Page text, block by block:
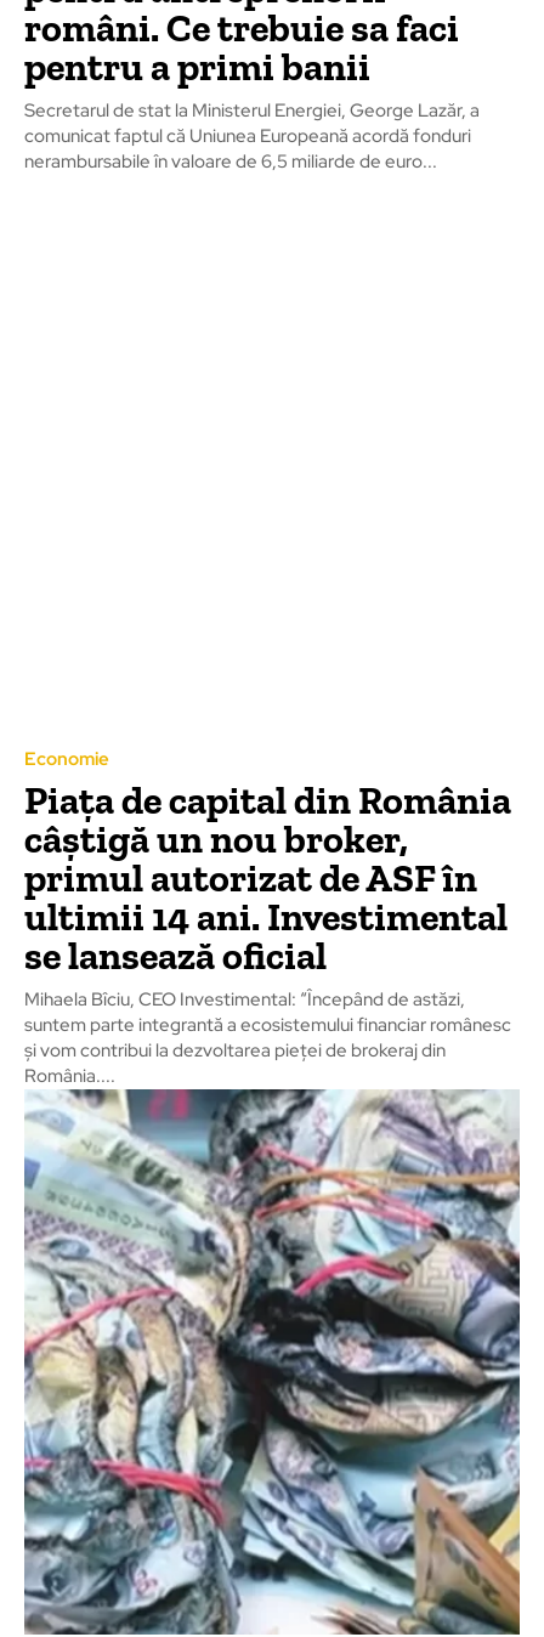
români. Ce trebuie sa faci
pentru a primi banii
Secretarul de stat la Ministerul Energiei, George Lazăr, a
comunicat faptul că Uniunea Europeană acordă fonduri
nerambursabile în valoare de 6,5 miliarde de euro...
Economie
Piața de capital din România
câștigă un nou broker,
primul autorizat de ASF în
ultimii 14 ani. Investimental
se lansează oficial
Mihaela Bîciu, CEO Investimental: “Începând de astăzi,
suntem parte integrantă a ecosistemului financiar românesc
și vom contribui la dezvoltarea pieței de brokeraj din
România....